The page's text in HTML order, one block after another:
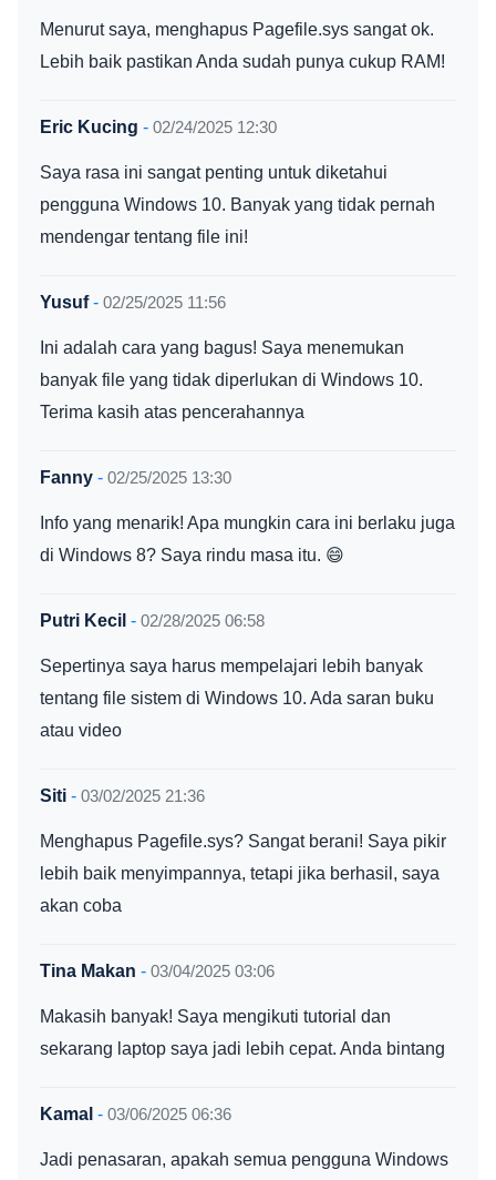
Menurut saya, menghapus Pagefile.sys sangat ok.
Lebih baik pastikan Anda sudah punya cukup RAM!
Eric Kucing - 02/24/2025 12:30
Saya rasa ini sangat penting untuk diketahui
pengguna Windows 10. Banyak yang tidak pernah
mendengar tentang file ini!
Yusuf- 02/25/2025 11:56
Ini adalah cara yang bagus! Saya menemukan
banyak file yang tidak diperlukan di Windows 10.
Terima kasih atas pencerahannya
Fanny - 02/25/2025 13:30
Info yang menarik! Apa mungkin cara ini berlaku juga
di Windows 8? Saya rindu masa itu. 😄
Putri Kecil - 02/28/2025 06:58
Sepertinya saya harus mempelajari lebih banyak
tentang file sistem di Windows 10. Ada saran buku
atau video
Siti - 03/02/2025 21:36
Menghapus Pagefile.sys? Sangat berani! Saya pikir
lebih baik menyimpannya, tetapi jika berhasil, saya
akan coba
Tina Makan - 03/04/2025 03:06
Makasih banyak! Saya mengikuti tutorial dan
sekarang laptop saya jadi lebih cepat. Anda bintang
Kamal - 03/06/2025 06:36
Jadi penasaran, apakah semua pengguna Windows